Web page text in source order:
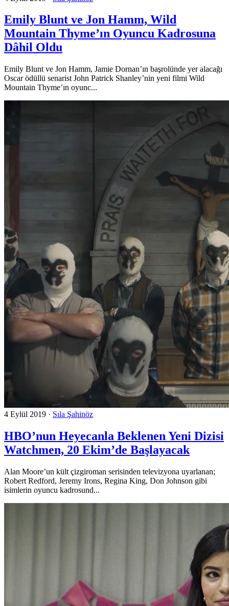
Emily Blunt ve Jon Hamm, Wild
Mountain Thyme’ın Oyuncu Kadrosuna
Dâhil Oldu
Emily Blunt ve Jon Hamm, Jamie Dornan’ın başrolünde yer alacağı
Oscar ödüllü senarist John Patrick Shanley’nin yeni filmi Wild
Mountain Thyme’ın oyunc...
4 Eylül 2019 · Sıla Şahinöz
HBO’nun Heyecanla Beklenen Yeni Dizisi
Watchmen, 20 Ekim’de Başlayacak
Alan Moore’un kült çizgiroman serisinden televizyona uyarlanan;
Robert Redford, Jeremy Irons, Regina King, Don Johnson gibi
isimlerin oyuncu kadrosund...